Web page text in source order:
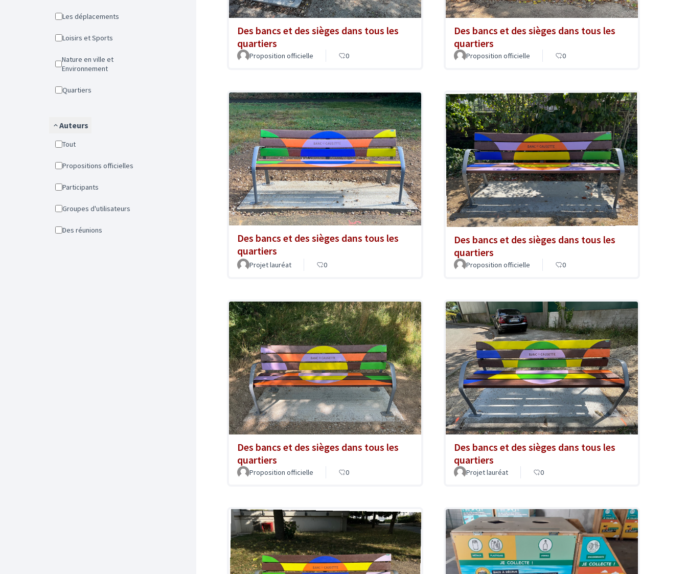
Les déplacements
Loisirs et Sports
Nature en ville et
Environnement
Quartiers
Auteurs
Tout
Propositions officielles
Participants
Groupes d'utilisateurs
Des réunions
Des bancs et des sièges dans tous les
quartiers
Proposition officielle 0
Des bancs et des sièges dans tous les
quartiers
Proposition officielle 0
Des bancs et des sièges dans tous les
quartiers
Projet lauréat 0
Des bancs et des sièges dans tous les
quartiers
Proposition officielle 0
Des bancs et des sièges dans tous les
quartiers
Proposition officielle 0
Des bancs et des sièges dans tous les
quartiers
Projet lauréat 0